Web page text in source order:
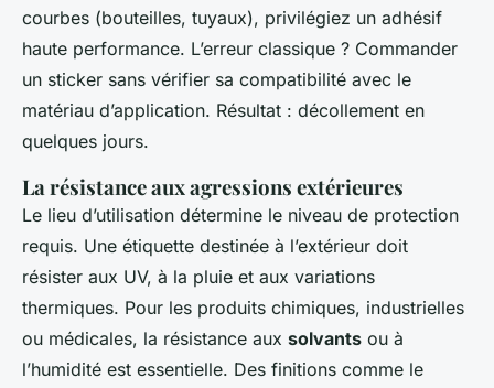
courbes (bouteilles, tuyaux), privilégiez un adhésif
haute performance. L’erreur classique ? Commander
un sticker sans vérifier sa compatibilité avec le
matériau d’application. Résultat : décollement en
quelques jours.
La résistance aux agressions extérieures
Le lieu d’utilisation détermine le niveau de protection
requis. Une étiquette destinée à l’extérieur doit
résister aux UV, à la pluie et aux variations
thermiques. Pour les produits chimiques, industrielles
ou médicales, la résistance aux solvants ou à
l’humidité est essentielle. Des finitions comme le